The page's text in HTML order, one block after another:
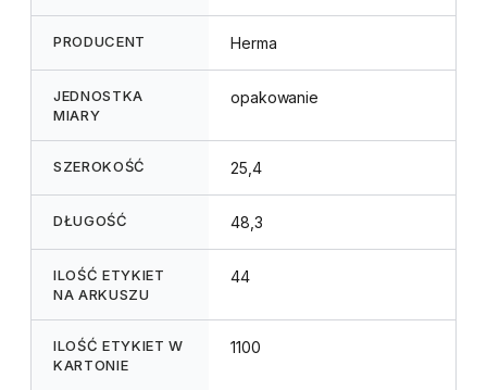
PRODUCENT Herma
JEDNOSTKA
MIARY
opakowanie
SZEROKOŚĆ 25,4
DŁUGOŚĆ 48,3
ILOŚĆ ETYKIET
NA ARKUSZU
44
ILOŚĆ ETYKIET W
KARTONIE
1100